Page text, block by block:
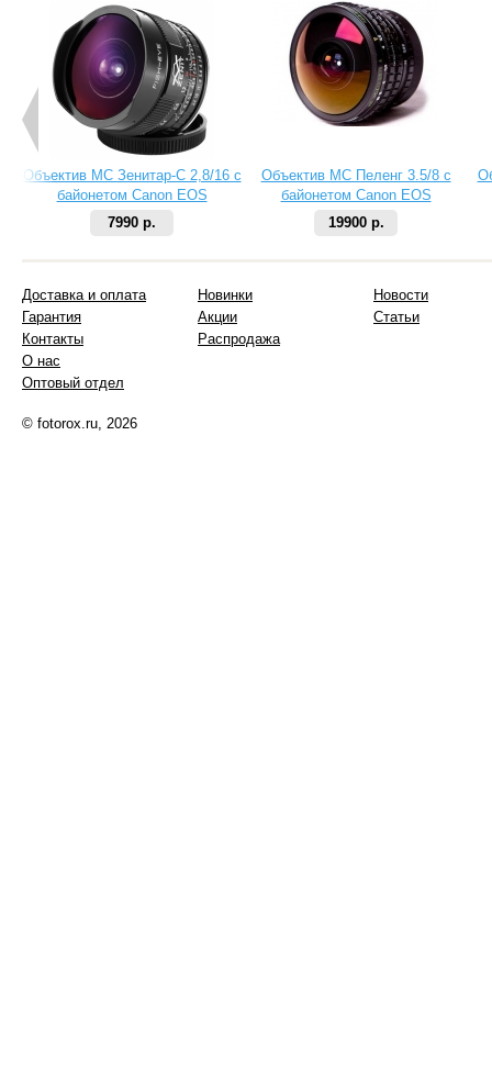
Объектив МС Зенитар-C 2,8/16 с
байонетом Canon EOS
7990 р.
Объектив МС Пеленг 3.5/8 с
байонетом Canon EOS
19900 р.
Доставка и оплата
Гарантия
Контакты
О нас
Оптовый отдел
Новинки
Акции
Распродажа
Новости
Статьи
© fotorox.ru, 2026